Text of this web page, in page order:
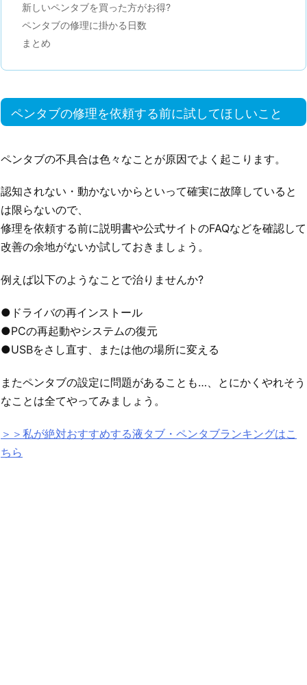
新しいペンタブを買った方がお得?
ペンタブの修理に掛かる日数
まとめ
ペンタブの修理を依頼する前に試してほしいこと
ペンタブの不具合は色々なことが原因でよく起こります。
認知されない・動かないからといって確実に故障していると
は限らないので、
修理を依頼する前に説明書や公式サイトのFAQなどを確認して
改善の余地がないか試しておきましょう。
例えば以下のようなことで治りませんか?
●ドライバの再インストール
●PCの再起動やシステムの復元
●USBをさし直す、または他の場所に変える
またペンタブの設定に問題があることも…、とにかくやれそう
なことは全てやってみましょう。
＞＞私が絶対おすすめする液タブ・ペンタブランキングはこ
ちら